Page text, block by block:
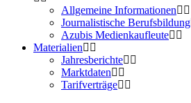
Allgemeine Informationen
Journalistische Berufsbildung
Azubis Medienkaufleute
Materialien
Jahresberichte
Marktdaten
Tarifverträge